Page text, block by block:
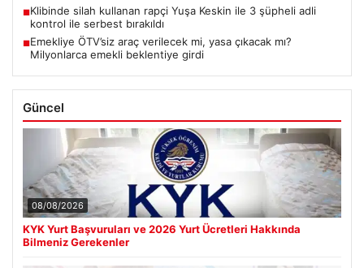
■Klibinde silah kullanan rapçi Yuşa Keskin ile 3 şüpheli adli
kontrol ile serbest bırakıldı
■Emekliye ÖTV’siz araç verilecek mi, yasa çıkacak mı?
Milyonlarca emekli beklentiye girdi
Güncel
08/08/2026
KYK Yurt Başvuruları ve 2026 Yurt Ücretleri Hakkında
Bilmeniz Gerekenler